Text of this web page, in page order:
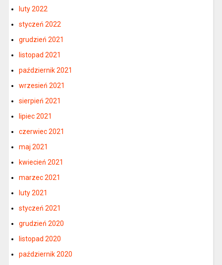
luty 2022
styczeń 2022
grudzień 2021
listopad 2021
październik 2021
wrzesień 2021
sierpień 2021
lipiec 2021
czerwiec 2021
maj 2021
kwiecień 2021
marzec 2021
luty 2021
styczeń 2021
grudzień 2020
listopad 2020
październik 2020